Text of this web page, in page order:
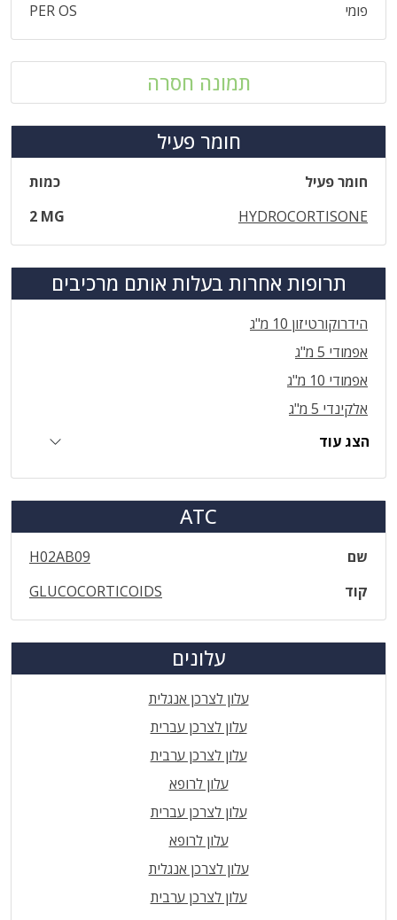
פומי
PER OS
תמונה חסרה
חומר פעיל
חומר פעיל
כמות
HYDROCORTISONE
2 MG
תרופות אחרות בעלות אותם מרכיבים
הידרוקורטיזון 10 מ"ג
אפמודי 5 מ"ג
אפמודי 10 מ"ג
אלקינדי 5 מ"ג
הצג עוד
ATC
שם
H02AB09
קוד
GLUCOCORTICOIDS
עלונים
עלון לצרכן אנגלית
עלון לצרכן עברית
עלון לצרכן ערבית
עלון לרופא
עלון לצרכן עברית
עלון לרופא
עלון לצרכן אנגלית
עלון לצרכן ערבית